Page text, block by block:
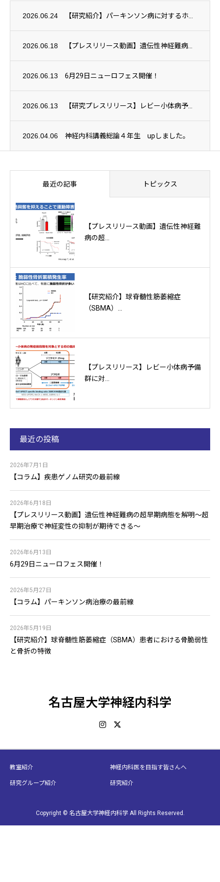
2026.06.24
2026.06.18
2026.06.13 6月29日ニューロフェス開催！
2026.06.13
2026.04.06 神経内科講義総論４年生 upしました。
最近の記事 トピックス
【プレスリリース動画】遺伝性神経難
病の超...
【研究紹介】球脊髄性筋萎縮症
（SBMA）...
【プレスリリース】レビー小体病予備
群に対...
最近の投稿
【コラム】疾患ゲノム研究の最前線
2026年7月1日
【プレスリリース動画】遺伝性神経難病の超早期病態を解明〜超
早期治療で神経変性の抑制が期待できる〜
2026年6月18日
6月29日ニューロフェス開催！
2026年6月13日
【コラム】パーキンソン病治療の最前線
2026年5月27日
【研究紹介】球脊髄性筋萎縮症（SBMA）患者における骨脆弱性
と骨折の特徴
2026年5月19日
名古屋大学神経内科学
教室紹介 神経内科医を目指す皆さんへ
研究グループ紹介 研究紹介
Copyright © 名古屋大学神経内科学 All Rights Reserved.